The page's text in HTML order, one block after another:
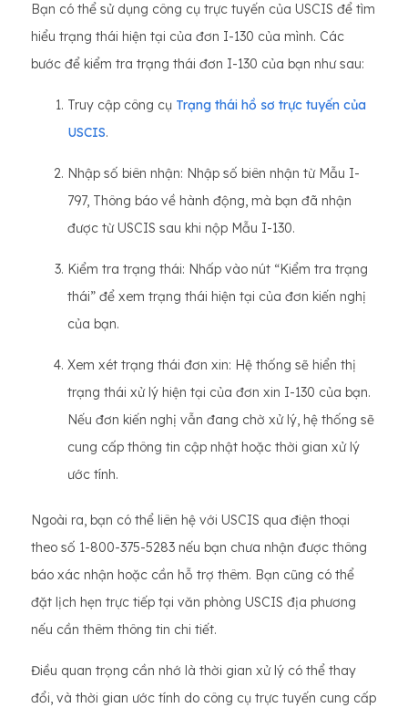
Bạn có thể sử dụng công cụ trực tuyến của USCIS để tìm
hiểu trạng thái hiện tại của đơn I-130 của mình. Các
bước để kiểm tra trạng thái đơn I-130 của bạn như sau:
Truy cập công cụ Trạng thái hồ sơ trực tuyến của
USCIS.
Nhập số biên nhận: Nhập số biên nhận từ Mẫu I-
797, Thông báo về hành động, mà bạn đã nhận
được từ USCIS sau khi nộp Mẫu I-130.
Kiểm tra trạng thái: Nhấp vào nút “Kiểm tra trạng
thái” để xem trạng thái hiện tại của đơn kiến ​​nghị
của bạn.
Xem xét trạng thái đơn xin: Hệ thống sẽ hiển thị
trạng thái xử lý hiện tại của đơn xin I-130 của bạn.
Nếu đơn kiến ​​nghị vẫn đang chờ xử lý, hệ thống sẽ
cung cấp thông tin cập nhật hoặc thời gian xử lý
ước tính.
Ngoài ra, bạn có thể liên hệ với USCIS qua điện thoại
theo số 1-800-375-5283 nếu bạn chưa nhận được thông
báo xác nhận hoặc cần hỗ trợ thêm. Bạn cũng có thể
đặt lịch hẹn trực tiếp tại văn phòng USCIS địa phương
nếu cần thêm thông tin chi tiết.
Điều quan trọng cần nhớ là thời gian xử lý có thể thay
đổi, và thời gian ước tính do công cụ trực tuyến cung cấp